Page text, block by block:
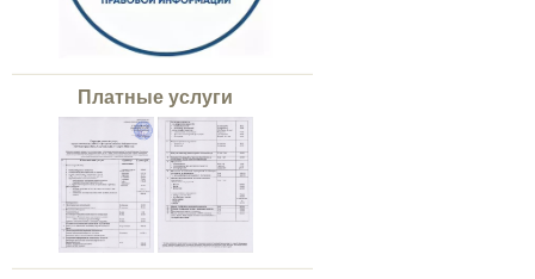
Платные услуги